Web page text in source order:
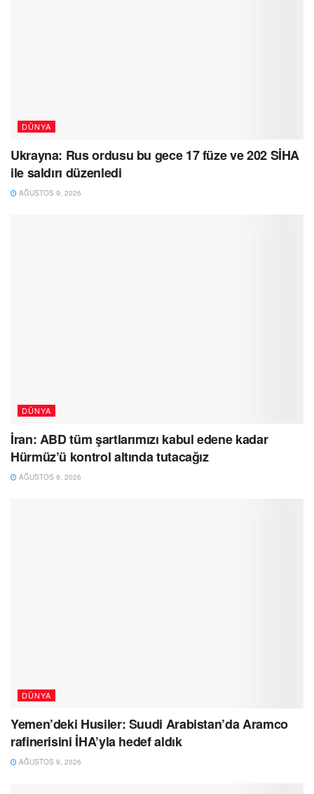
DÜNYA
Ukrayna: Rus ordusu bu gece 17 füze ve 202 SİHA
ile saldırı düzenledi
AĞUSTOS 9, 2026
DÜNYA
İran: ABD tüm şartlarımızı kabul edene kadar
Hürmüz’ü kontrol altında tutacağız
AĞUSTOS 9, 2026
DÜNYA
Yemen’deki Husiler: Suudi Arabistan’da Aramco
rafinerisini İHA’yla hedef aldık
AĞUSTOS 9, 2026